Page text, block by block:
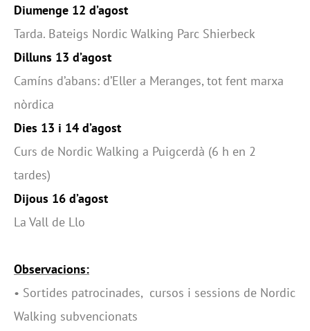
Diumenge 12 d’agost
Tarda. Bateigs Nordic Walking Parc Shierbeck
Dilluns 13 d’agost
Camíns d’abans: d’Eller a Meranges, tot fent marxa
nòrdica
Dies 13 i 14 d’agost
Curs de Nordic Walking a Puigcerdà (6 h en 2
tardes)
Dijous 16 d’agost
La Vall de Llo
Observacions:
• Sortides patrocinades, cursos i sessions de Nordic
Walking subvencionats